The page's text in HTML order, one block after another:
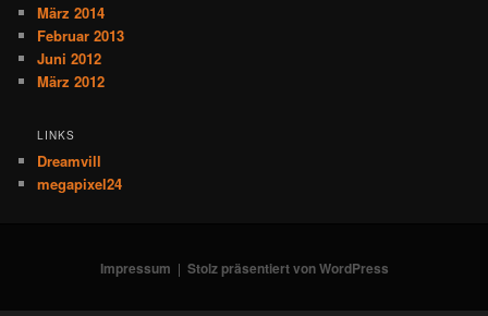
März 2014
Februar 2013
Juni 2012
März 2012
LINKS
Dreamvill
megapixel24
Impressum Stolz präsentiert von WordPress